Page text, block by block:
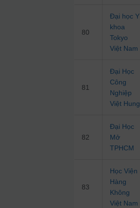
80
Đại học Y
khoa
Tokyo
Việt Nam
81
Đại Học
Công
Nghiệp
Việt Hung
82
Đại Học
Mở
TPHCM
83
Học Viện
Hàng
Không
Việt Nam